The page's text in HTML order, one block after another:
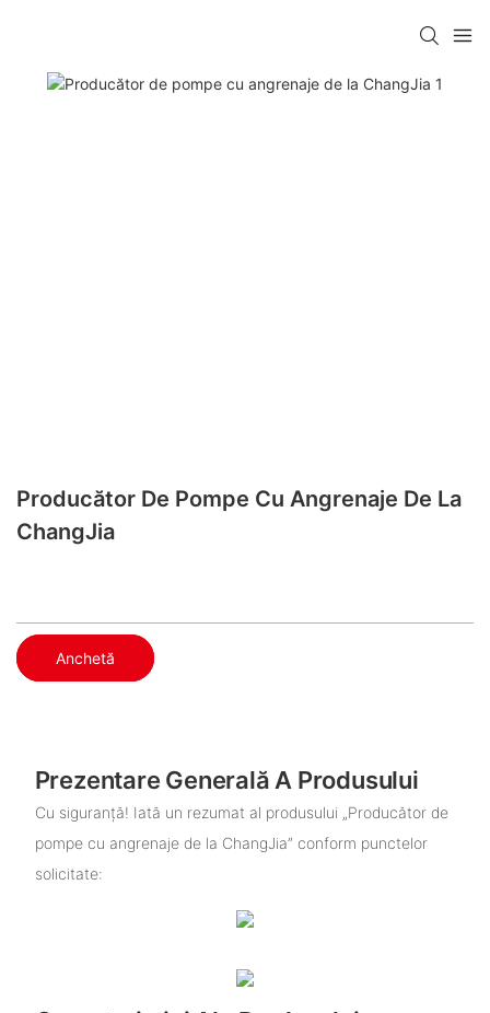
Producător De Pompe Cu Angrenaje De La
ChangJia
Anchetă
Prezentare Generală A Produsului
Cu siguranță! Iată un rezumat al produsului „Producător de
pompe cu angrenaje de la ChangJia” conform punctelor
solicitate: